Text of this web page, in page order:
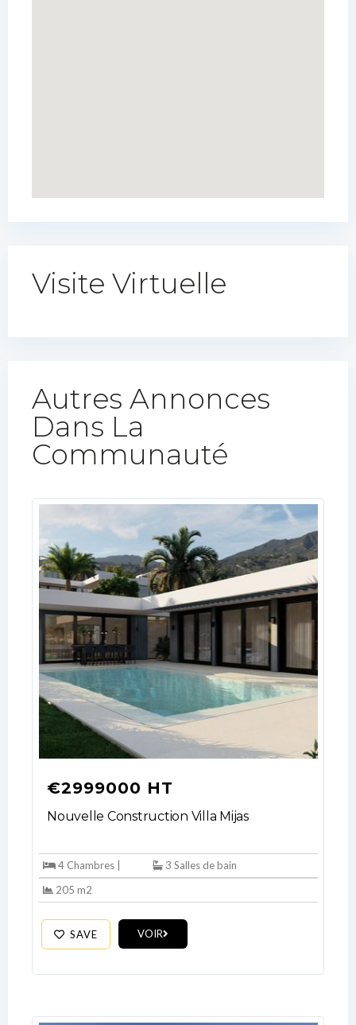
Visite Virtuelle
Autres Annonces
Dans La
Communauté​
€2999000 HT
Nouvelle Construction Villa Mijas
4 Chambres |
3 Salles de bain
205 m2
SAVE VOIR